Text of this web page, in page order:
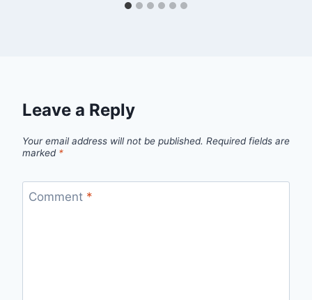
Leave a Reply
Your email address will not be published. Required fields are
marked *
Comment *